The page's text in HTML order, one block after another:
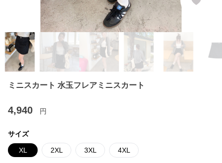
ミニスカート 水玉フレアミニスカート
4,940 円
サイズ
XL 2XL 3XL 4XL